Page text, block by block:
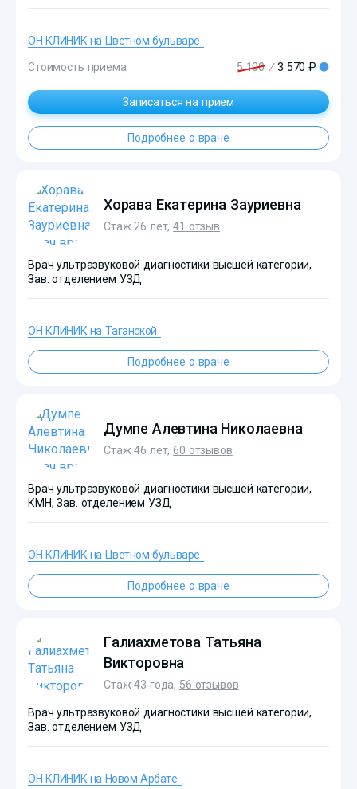
?>
ОН КЛИНИК на Цветном бульваре
Стоимость приема 5 100 / 3 570 ₽
Записаться на прием
Подробнее о враче
Хорава Екатерина Зауриевна
Стаж 26 лет,41 отзыв
Врач ультразвуковой диагностики высшей категории,
Зав. отделением УЗД
ОН КЛИНИК на Таганской
Подробнее о враче
Думпе Алевтина Николаевна
Стаж 46 лет,60 отзывов
Врач ультразвуковой диагностики высшей категории,
КМН, Зав. отделением УЗД
ОН КЛИНИК на Цветном бульваре
Подробнее о враче
Галиахметова Татьяна
Викторовна
Стаж 43 года, 56 отзывов
Врач ультразвуковой диагностики высшей категории,
Зав. отделением УЗД
ОН КЛИНИК на Новом Арбате